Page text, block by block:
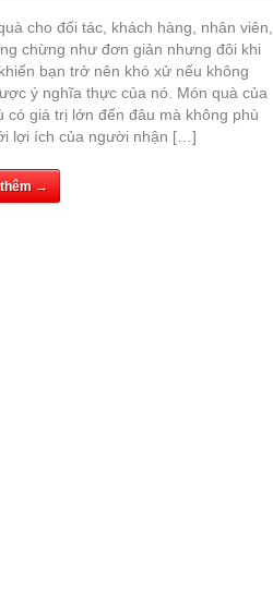
cho đối tác, khách hàng, nhân viên,
chừng như đơn giản nhưng đôi khi
bạn trở nên khó xử nếu không
ý nghĩa thực của nó. Món quà của
có giá trị lớn đến đâu mà không phù
lợi ích của người nhận […]
→